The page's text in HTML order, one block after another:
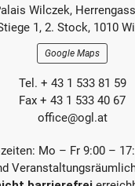
e
i
t
r
e
g
Wilczek,
1, 2. Stock, 1010
Google Maps
Tel. + 43 1 533 81 59
Fax + 43 1 533 40 67
office@ogl.at
Mo – Fr 9:00 –